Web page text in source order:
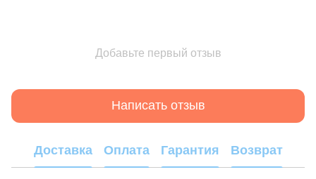
Добавьте первый отзыв
Написать отзыв
Доставка Оплата Гарантия Возврат